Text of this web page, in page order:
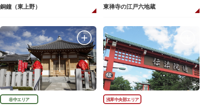
銅鐘（東上野） 東禅寺の江戸六地蔵
谷中エリア 浅草中央部エリア